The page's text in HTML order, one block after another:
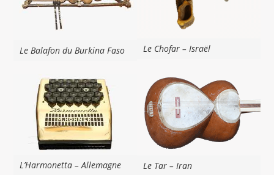
Le Balafon du Burkina Faso Le Chofar – Israël
L’Harmonetta – Allemagne Le Tar – Iran